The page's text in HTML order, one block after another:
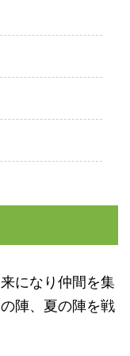
になり仲間を集
陣、夏の陣を戦